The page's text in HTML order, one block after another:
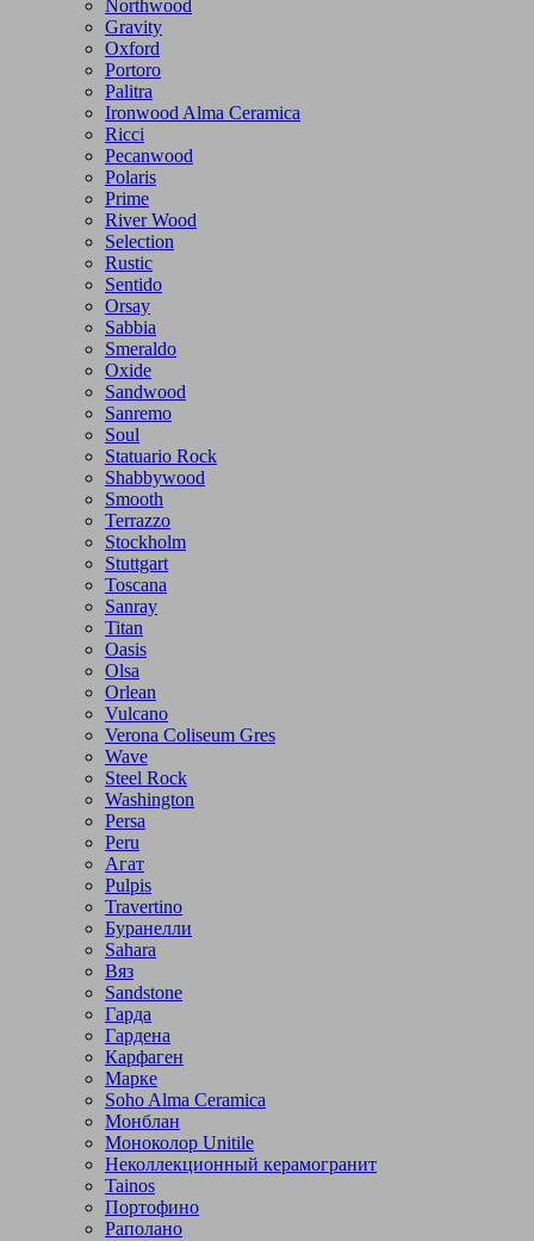
Northwood
Gravity
Oxford
Portoro
Palitra
Ironwood Alma Ceramica
Ricci
Pecanwood
Polaris
Prime
River Wood
Selection
Rustic
Sentido
Orsay
Sabbia
Smeraldo
Oxide
Sandwood
Sanremo
Soul
Statuario Rock
Shabbywood
Smooth
Terrazzo
Stockholm
Stuttgart
Toscana
Sanray
Titan
Oasis
Olsa
Orlean
Vulcano
Verona Coliseum Gres
Wave
Steel Rock
Washington
Persa
Peru
Агат
Pulpis
Travertino
Буранелли
Sahara
Вяз
Sandstone
Гарда
Гардена
Карфаген
Марке
Soho Alma Ceramica
Монблан
Моноколор Unitile
Неколлекционный керамогранит
Tainos
Портофино
Раполано